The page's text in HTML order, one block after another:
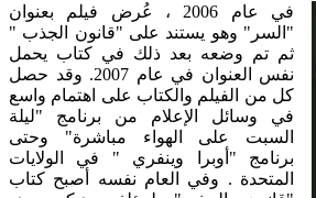
في عام 2006 ، عُرض فيلم بعنوان
"السر" وهو يستند على "قانون الجذب "
ثم تم وضعه بعد ذلك في كتاب يحمل
نفس العنوان في عام 2007. وقد حصل
كل من الفيلم والكتاب على اهتمام واسع
في وسائل الإعلام من برنامج "ليلة
السبت على الهواء مباشرة" وحتى
برنامج "أوبرا وينفري " في الولايات
المتحدة . وفي العام نفسه أصبح كتاب